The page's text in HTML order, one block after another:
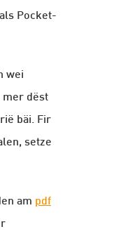
Pocket-
wei
mer dëst
bäi. Fir
setze
am pdf